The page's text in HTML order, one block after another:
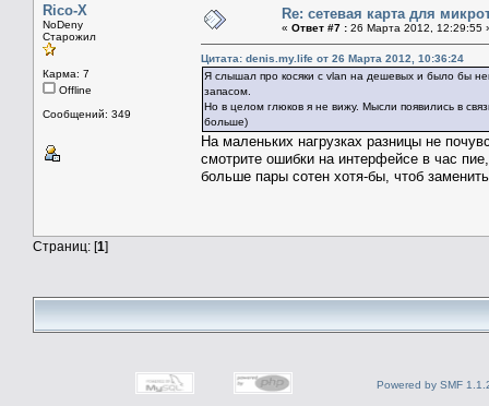
Rico-X
NoDeny
Старожил
Карма: 7
Offline
Сообщений: 349
Re: сетевая карта для
« Ответ #7 : 26 Марта 2012, 12:29:55
Цитата: denis.my.life от 26 Марта 2012, 10:36:24
Я слышал про косяки с vlan на дешевых и было бы
запасом.
Но в целом глюков я не вижу. Мысли появились в
больше)
На маленьких нагрузках разницы не
смотрите ошибки на интерфейсе в час
больше пары сотен хотя-бы, чтоб
Страниц: [1]
Powered by SMF